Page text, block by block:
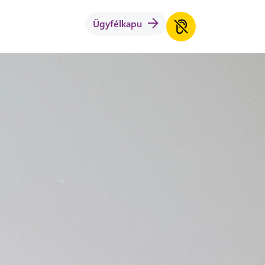
Ügyfélkapu